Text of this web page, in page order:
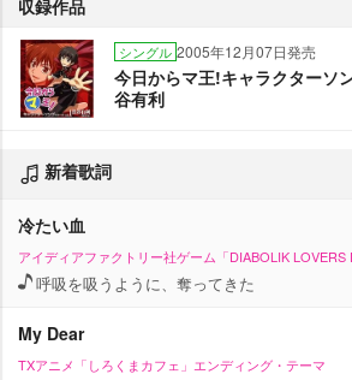
収録作品
シングル 2005年12月07日発売
今日からマ王!キャラクターソ
谷有利
新着歌詞
冷たい血
アイディアファクトリー社ゲーム「DIABOLIK LOVERS
呼吸を吸うように、奪ってきた
My Dear
TXアニメ「しろくまカフェ」エンディング・テーマ